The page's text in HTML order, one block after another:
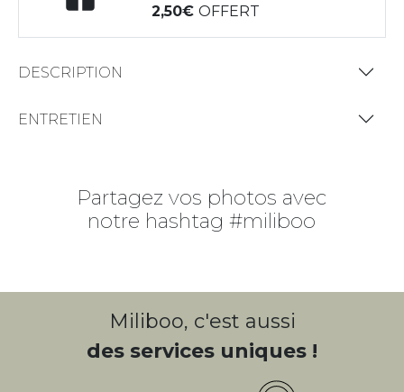
2,50OFFERT
DESCRIPTION
ENTRETIEN
Partagez vos photos avec
notre hashtag #miliboo
Miliboo, c'est aussi
des services uniques !